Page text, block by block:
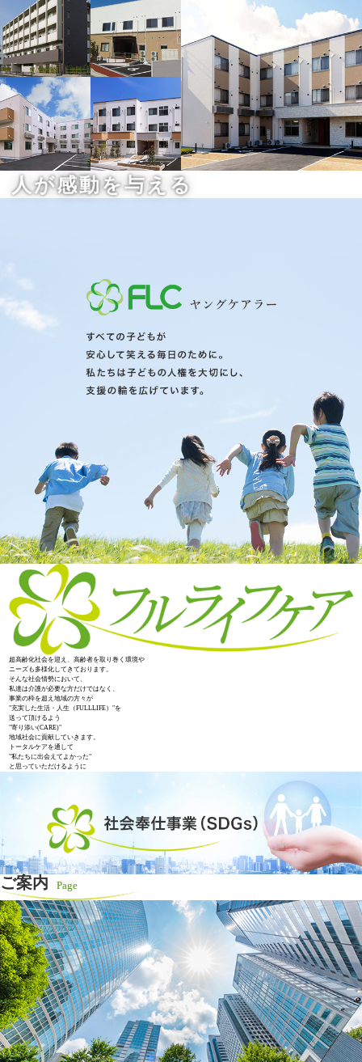
超高齢化社会を迎え、高齢者を取り巻く環境や
ニーズも多様化してきております。
そんな社会情勢において、
私達は介護が必要な方だけではなく、
事業の枠を超え地域の方々が
"充実した生活・人生（FULLLIFE）"を
送って頂けるよう
"寄り添い(CARE)"
地域社会に貢献していきます。
トータルケアを通して
"私たちに出会えてよかった"
と思っていただけるように
ご案内 Page